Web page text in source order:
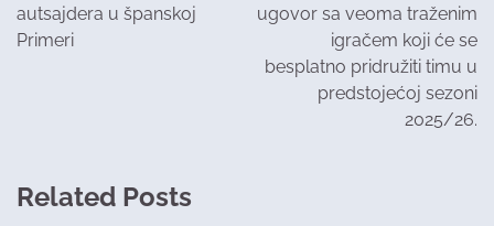
autsajdera u španskoj
Primeri
ugovor sa veoma traženim
igračem koji će se
besplatno pridružiti timu u
predstojećoj sezoni
2025/26.
Related Posts